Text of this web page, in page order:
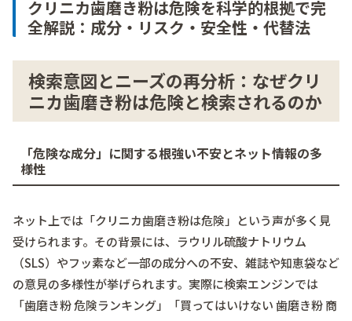
クリニカ歯磨き粉は危険を科学的根拠で完
全解説：成分・リスク・安全性・代替法
検索意図とニーズの再分析：なぜクリ
ニカ歯磨き粉は危険と検索されるのか
「危険な成分」に関する根強い不安とネット情報の多
様性
ネット上では「クリニカ歯磨き粉は危険」という声が多く見
受けられます。その背景には、ラウリル硫酸ナトリウム
（SLS）やフッ素など一部の成分への不安、雑誌や知恵袋など
の意見の多様性が挙げられます。実際に検索エンジンでは
「歯磨き粉 危険ランキング」「買ってはいけない 歯磨き粉 商